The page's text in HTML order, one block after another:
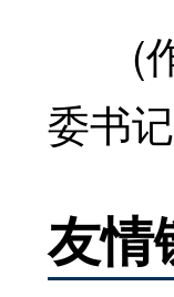
(作
委书
友情